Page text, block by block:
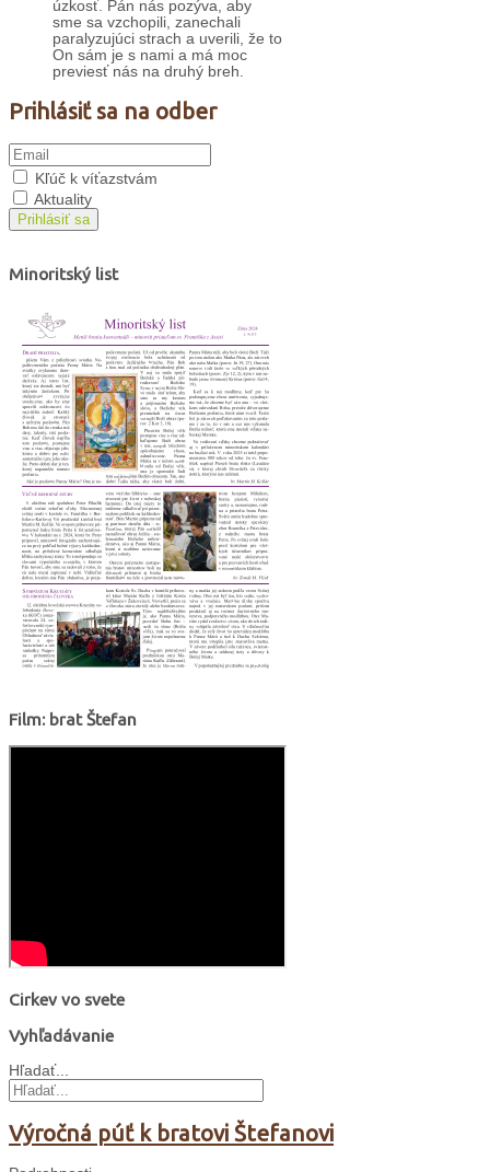
úzkosť. Pán nás pozýva, aby
sme sa vzchopili, zanechali
paralyzujúci strach a uverili, že to
On sám je s nami a má moc
previesť nás na druhý breh.
Prihlásiť sa na odber
Kľúč k víťazstvám
Aktuality
Prihlásiť sa
Minoritský list
Film: brat Štefan
Cirkev vo svete
Vyhľadávanie
Hľadať...
Výročná púť k bratovi Štefanovi